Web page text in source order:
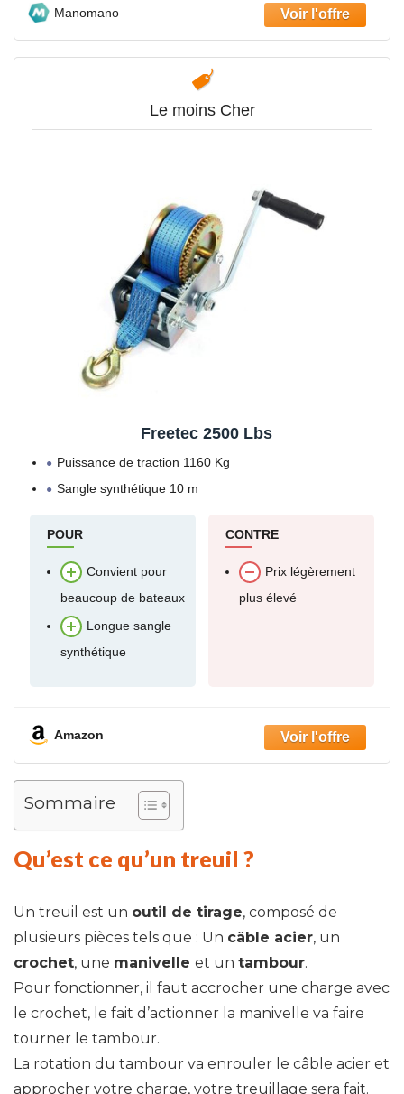
Manomano
Le moins Cher
Freetec 2500 Lbs
Puissance de traction 1160 Kg
Sangle synthétique 10 m
POUR
Convient pour
beaucoup de bateaux
Longue sangle
synthétique
CONTRE
Prix légèrement
plus élevé
Amazon
Sommaire
Qu’est ce qu’un treuil ?
Un treuil est un outil de tirage, composé de
plusieurs pièces tels que : Un câble acier, un
crochet, une manivelle et un tambour.
Pour fonctionner, il faut accrocher une charge avec
le crochet, le fait d’actionner la manivelle va faire
tourner le tambour.
La rotation du tambour va enrouler le câble acier et
approcher votre charge, votre treuillage sera fait.